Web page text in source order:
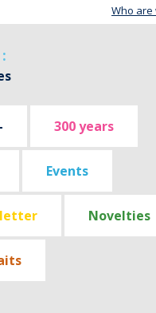
Who are
300 years
Events
Novelties